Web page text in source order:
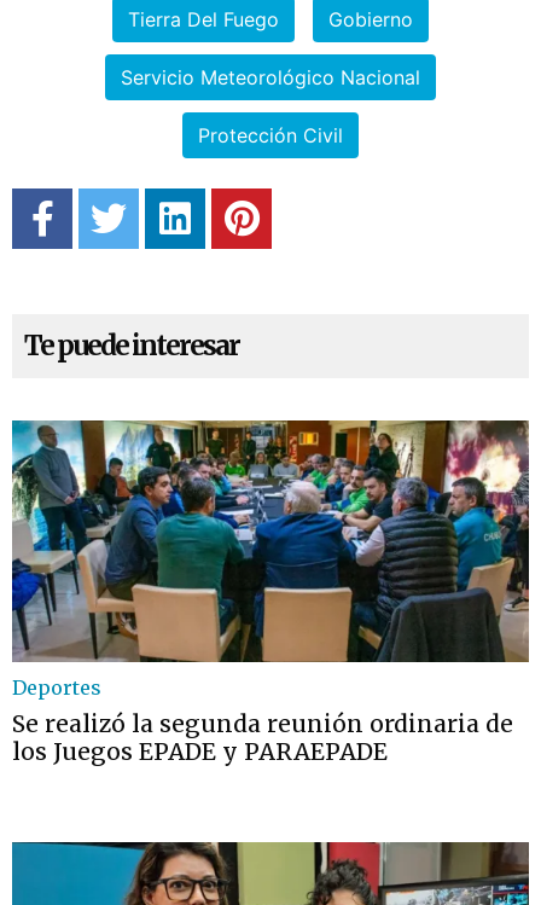
Tierra Del Fuego Gobierno
Servicio Meteorológico Nacional
Protección Civil
Te puede interesar
Deportes
Se realizó la segunda reunión ordinaria de
los Juegos EPADE y PARAEPADE